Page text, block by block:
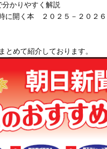
かりやすく解説
に開く本 ２０２５－２０２６
とめて紹介しております。